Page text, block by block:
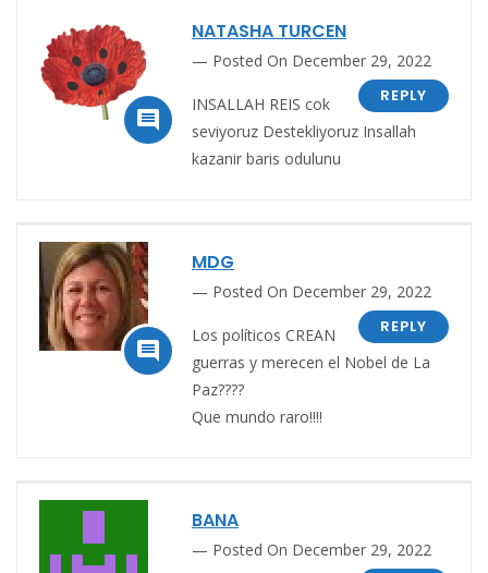

NATASHA TURCEN
Posted On December 29, 2022
REPLY
INSALLAH REIS cok
seviyoruz Destekliyoruz Insallah
kazanir baris odulunu

MDG
Posted On December 29, 2022
REPLY
Los políticos CREAN
guerras y merecen el Nobel de La
Paz????
Que mundo raro!!!!
BANA
Posted On December 29, 2022